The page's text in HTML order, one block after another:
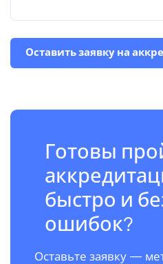
Оставить заявку на
Готовы
быстро и
ошибок?
Оставьте заявку —